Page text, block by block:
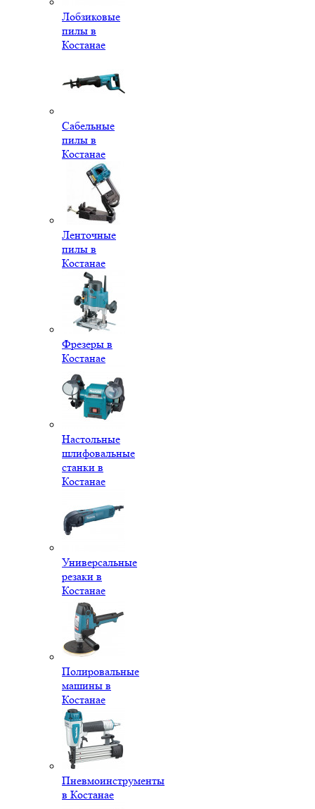
Лобзиковые
пилы в
Костанае
Сабельные
пилы в
Костанае
Ленточные
пилы в
Костанае
Фрезеры в
Костанае
Настольные
шлифовальные
станки в
Костанае
Универсальные
резаки в
Костанае
Полировальные
машины в
Костанае
Пневмоинструменты
в Костанае